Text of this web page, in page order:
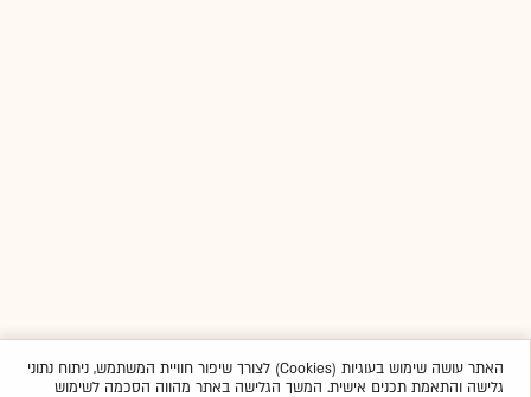
האתר עושה שימוש בעוגיות (Cookies) לצורך שיפור חוויית המשתמש, ניתוח נתוני
גלישה והתאמת תכנים אישית. המשך הגלישה באתר מהווה הסכמה לשימוש